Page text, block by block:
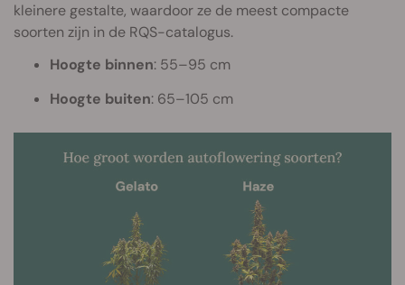
kleinere gestalte, waardoor ze de meest compacte
soorten zijn in de RQS-catalogus.
Hoogte binnen: 55–95 cm
Hoogte buiten: 65–105 cm